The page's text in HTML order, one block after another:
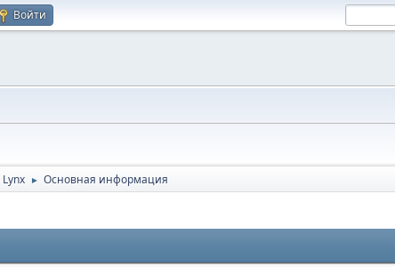
Войти
► Основная информация